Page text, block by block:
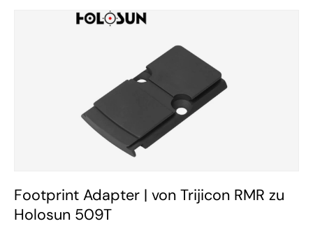
Footprint Adapter | von Trijicon RMR zu
Holosun 509T